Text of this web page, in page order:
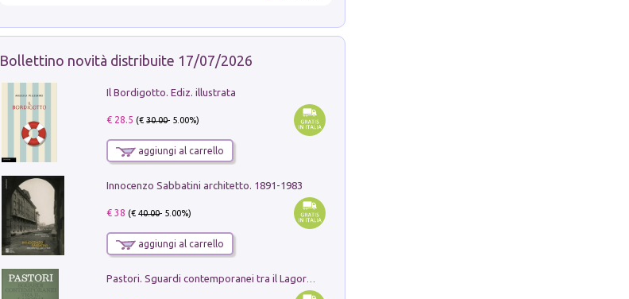
Bollettino novità distribuite 17/07/2026
Il Bordigotto. Ediz. illustrata
€ 28.5 (€30.00- 5.00%)
aggiungi al carrello
Innocenzo Sabbatini architetto. 1891-1983
€ 38 (€40.00- 5.00%)
aggiungi al carrello